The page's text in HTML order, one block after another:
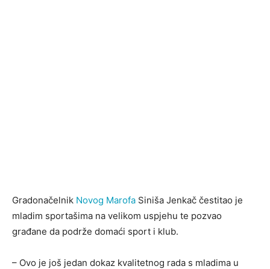
Gradonačelnik Novog Marofa Siniša Jenkač čestitao je
mladim sportašima na velikom uspjehu te pozvao
građane da podrže domaći sport i klub.
– Ovo je još jedan dokaz kvalitetnog rada s mladima u